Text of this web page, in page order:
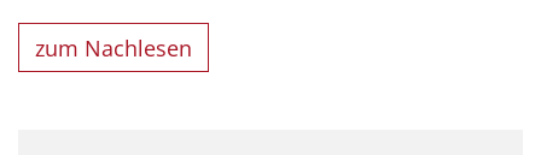
zum Nachlesen